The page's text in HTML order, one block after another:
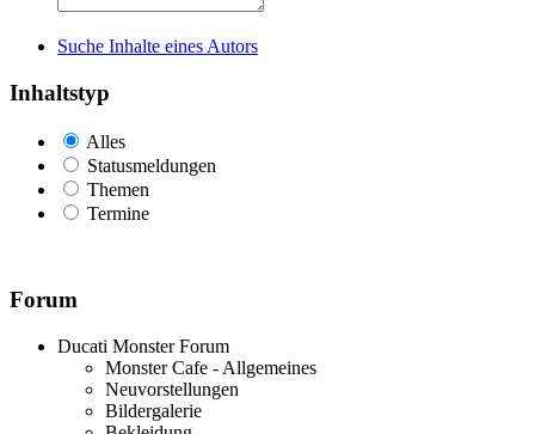
Suche Inhalte eines Autors
Inhaltstyp
Alles
Statusmeldungen
Themen
Termine
Forum
Ducati Monster Forum
Monster Cafe - Allgemeines
Neuvorstellungen
Bildergalerie